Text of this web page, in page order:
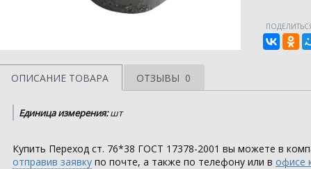
ОПИСАНИЕ ТОВАРА ОТЗЫВЫ 0
Единица измерения:шт
Купить Переход ст. 76*38 ГОСТ 17378-2001 вы можете в
отправив заявку по почте, а также по телефону или в офисе